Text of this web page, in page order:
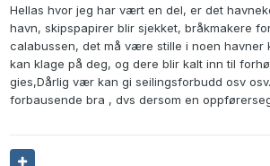
Hellas hvor jeg har vært en del, er det
havn, skipspapirer blir sjekket, bråkmakere
calabussen, det må være stille i noen havner
kan klage på deg, og dere blir kalt inn til
gies,Dårlig vær kan gi seilingsforbudd osv
forbausende bra , dvs dersom en